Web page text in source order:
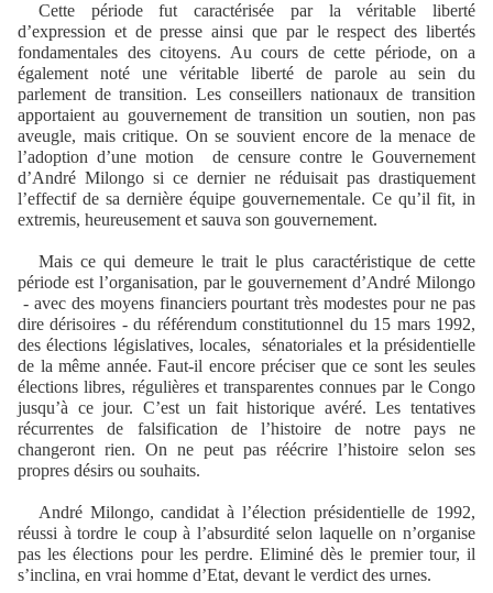
Cette période fut caractérisée par la véritable liberté
d’expression et de presse ainsi que par le respect des libertés
fondamentales des citoyens. Au cours de cette période, on a
également noté une véritable liberté de parole au sein du
parlement de transition. Les conseillers nationaux de transition
apportaient au gouvernement de transition un soutien, non pas
aveugle, mais critique. On se souvient encore de la menace de
l’adoption d’une motion de censure contre le Gouvernement
d’André Milongo si ce dernier ne réduisait pas drastiquement
l’effectif de sa dernière équipe gouvernementale. Ce qu’il fit, in
extremis, heureusement et sauva son gouvernement.
Mais ce qui demeure le trait le plus caractéristique de cette
période est l’organisation, par le gouvernement d’André Milongo
- avec des moyens financiers pourtant très modestes pour ne pas
dire dérisoires - du référendum constitutionnel du 15 mars 1992,
des élections législatives, locales, sénatoriales et la présidentielle
de la même année. Faut-il encore préciser que ce sont les seules
élections libres, régulières et transparentes connues par le Congo
jusqu’à ce jour. C’est un fait historique avéré. Les tentatives
récurrentes de falsification de l’histoire de notre pays ne
changeront rien. On ne peut pas réécrire l’histoire selon ses
propres désirs ou souhaits.
André Milongo, candidat à l’élection présidentielle de 1992,
réussi à tordre le coup à l’absurdité selon laquelle on n’organise
pas les élections pour les perdre. Eliminé dès le premier tour, il
s’inclina, en vrai homme d’Etat, devant le verdict des urnes.